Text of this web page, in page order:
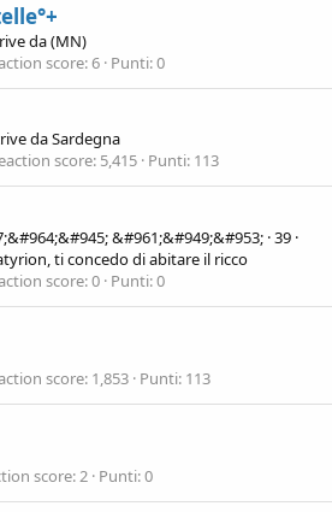
da(MN)
score 6 Punti 0
daSardegna
score 5,415 Punti 113
&#961;&#949;&#953; ·39 ·
ti concedo di abitare il ricco
score 0 Punti 0
score 1,853 Punti 113
score 2 Punti 0